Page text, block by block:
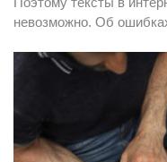
невозможно. Об